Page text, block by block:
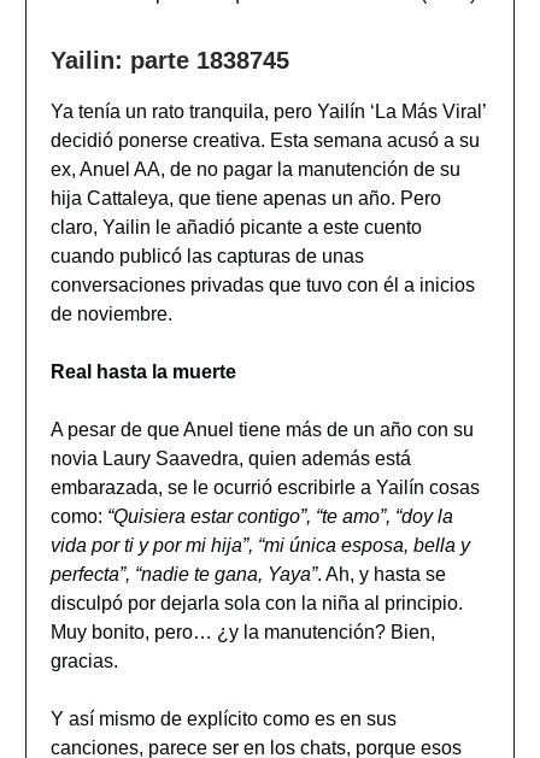
Yailin: parte 1838745
Ya tenía un rato tranquila, pero Yailín ‘La Más Viral’
decidió ponerse creativa. Esta semana acusó a su
ex, Anuel AA, de no pagar la manutención de su
hija Cattaleya, que tiene apenas un año. Pero
claro, Yailin le añadió picante a este cuento
cuando publicó las capturas de unas
conversaciones privadas que tuvo con él a inicios
de noviembre.
Real hasta la muerte
A pesar de que Anuel tiene más de un año con su
novia Laury Saavedra, quien además está
embarazada, se le ocurrió escribirle a Yailín cosas
como: “Quisiera estar contigo”, “te amo”, “doy la
vida por ti y por mi hija”, “mi única esposa, bella y
perfecta”, “nadie te gana, Yaya”. Ah, y hasta se
disculpó por dejarla sola con la niña al principio.
Muy bonito, pero… ¿y la manutención? Bien,
gracias.
Y así mismo de explícito como es en sus
canciones, parece ser en los chats, porque esos